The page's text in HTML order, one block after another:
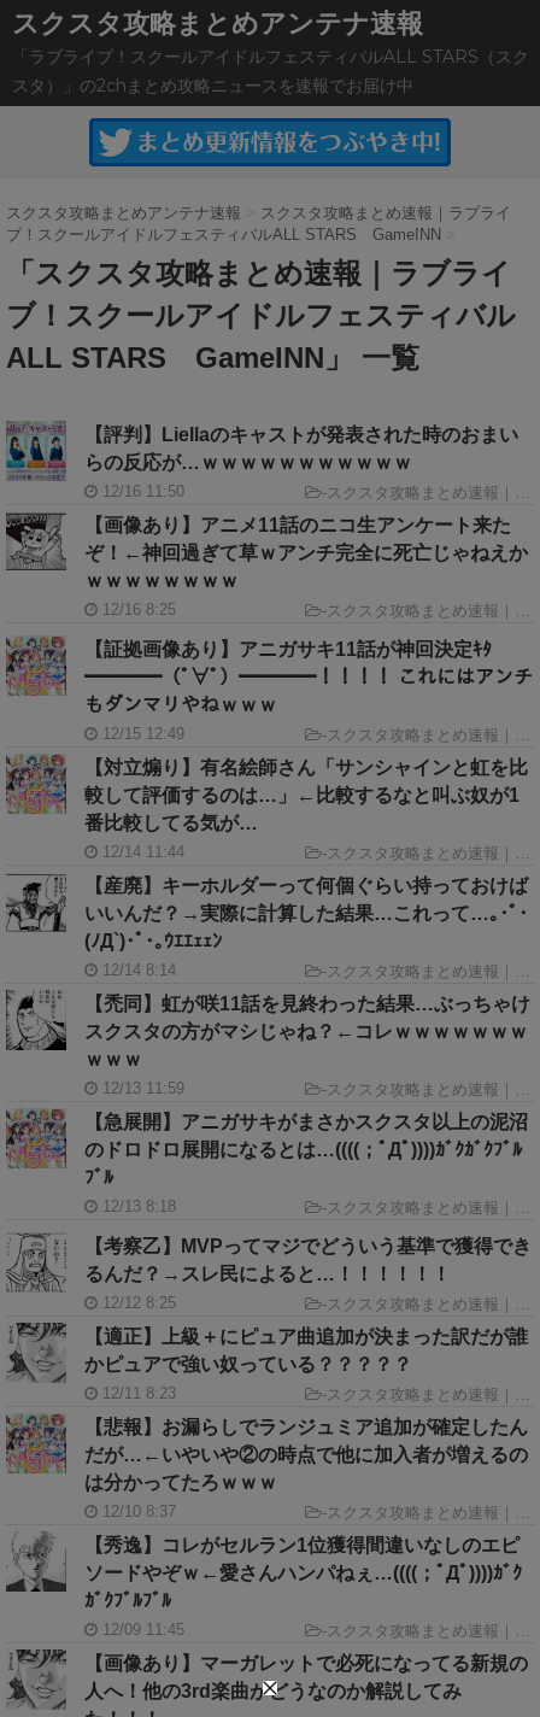
スクスタ攻略まとめアンテナ速報
「ラブライブ！スクールアイドルフェスティバルALL STARS（スク
スタ）」の2chまとめ攻略ニュースを速報でお届け中
スクスタ攻略まとめアンテナ速報 > スクスタ攻略まとめ速報｜ラブライ
ブ！スクールアイドルフェスティバルALL STARS GameINN
>
「スクスタ攻略まとめ速報｜ラブライ
ブ！スクールアイドルフェスティバル
ALL STARS GameINN」 一覧
【評判】Liellaのキャストが発表された時のおまい
らの反応が…ｗｗｗｗｗｗｗｗｗｗｗ
12/16 11:50 -スクスタ攻略まとめ速報｜ラブライブ！スクールアイドルフェスティバルALL STARS GameINN
【画像あり】アニメ11話のニコ生アンケート来た
ぞ！←神回過ぎて草ｗアンチ完全に死亡じゃねえか
ｗｗｗｗｗｗｗｗ
12/16 8:25 -スクスタ攻略まとめ速報｜ラブライブ！スクールアイドルフェスティバルALL STARS GameINN
【証拠画像あり】アニガサキ11話が神回決定ｷﾀ
━━━━（ﾟ∀ﾟ）━━━━！！！！ これにはアンチ
もダンマリやねｗｗｗ
12/15 12:49 -スクスタ攻略まとめ速報｜ラブライブ！スクールアイドルフェスティバルALL STARS GameINN
【対立煽り】有名絵師さん「サンシャインと虹を比
較して評価するのは…」←比較するなと叫ぶ奴が1
番比較してる気が…
12/14 11:44 -スクスタ攻略まとめ速報｜ラブライブ！スクールアイドルフェスティバルALL STARS GameINN
【産廃】キーホルダーって何個ぐらい持っておけば
いいんだ？→実際に計算した結果…これって…｡･ﾟ･
(ﾉД`)･ﾟ･｡ｳｴｴｪｪﾝ
12/14 8:14 -スクスタ攻略まとめ速報｜ラブライブ！スクールアイドルフェスティバルALL STARS GameINN
【禿同】虹が咲11話を見終わった結果…ぶっちゃけ
スクスタの方がマシじゃね？←コレｗｗｗｗｗｗｗ
ｗｗｗ
12/13 11:59 -スクスタ攻略まとめ速報｜ラブライブ！スクールアイドルフェスティバルALL STARS GameINN
【急展開】アニガサキがまさかスクスタ以上の泥沼
のドロドロ展開になるとは…((((；ﾟДﾟ))))ｶﾞｸｶﾞｸﾌﾞﾙ
ﾌﾞﾙ
12/13 8:18 -スクスタ攻略まとめ速報｜ラブライブ！スクールアイドルフェスティバルALL STARS GameINN
【考察乙】MVPってマジでどういう基準で獲得でき
るんだ？→スレ民によると…！！！！！！
12/12 8:25 -スクスタ攻略まとめ速報｜ラブライブ！スクールアイドルフェスティバルALL STARS GameINN
【適正】上級＋にピュア曲追加が決まった訳だが誰
かピュアで強い奴っている？？？？？
12/11 8:23 -スクスタ攻略まとめ速報｜ラブライブ！スクールアイドルフェスティバルALL STARS GameINN
【悲報】お漏らしでランジュミア追加が確定したん
だが…←いやいや②の時点で他に加入者が増えるの
は分かってたろｗｗｗ
12/10 8:37 -スクスタ攻略まとめ速報｜ラブライブ！スクールアイドルフェスティバルALL STARS GameINN
【秀逸】コレがセルラン1位獲得間違いなしのエピ
ソードやぞｗ←愛さんハンパねぇ…((((；ﾟДﾟ))))ｶﾞｸ
ｶﾞｸﾌﾞﾙﾌﾞﾙ
12/09 11:45 -スクスタ攻略まとめ速報｜ラブライブ！スクールアイドルフェスティバルALL STARS GameINN
【画像あり】マーガレットで必死になってる新規の
人へ！他の3rd楽曲がどうなのか解説してみ